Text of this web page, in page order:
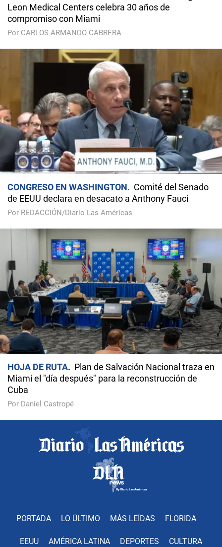
Leon Medical Centers celebra 30 años de
compromiso con Miami
Por CARLOS ARMANDO CABRERA
CONGRESO EN WASHINGTON
Comité del Senado
de EEUU declara en desacato a Anthony Fauci
Por REDACCIÓN/Diario Las Américas
HOJA DE RUTA
Plan de Salvación Nacional traza en
Miami el "día después" para la reconstrucción de
Cuba
Por Daniel Castropé
PORTADA LO ÚLTIMO MÁS LEÍDAS FLORIDA
EEUU AMÉRICA LATINA DEPORTES CULTURA